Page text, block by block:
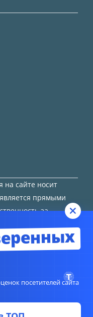
на сайте носит
прямыми
за
посетителей сайта